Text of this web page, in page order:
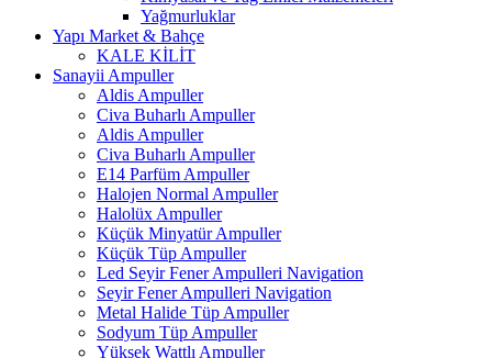
Yağmurluklar
Yapı Market & Bahçe
KALE KİLİT
Sanayii Ampuller
Aldis Ampuller
Civa Buharlı Ampuller
Aldis Ampuller
Civa Buharlı Ampuller
E14 Parfüm Ampuller
Halojen Normal Ampuller
Halolüx Ampuller
Küçük Minyatür Ampuller
Küçük Tüp Ampuller
Led Seyir Fener Ampulleri Navigation
Seyir Fener Ampulleri Navigation
Metal Halide Tüp Ampuller
Sodyum Tüp Ampuller
Yüksek Wattlı Ampuller